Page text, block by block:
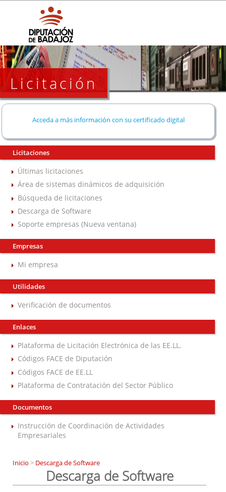
Licitación
Acceda a más información con su certificado digital
Licitaciones
Últimas licitaciones
Área de sistemas dinámicos de adquisición
Búsqueda de licitaciones
Descarga de Software
Soporte empresas (Nueva ventana)
Empresas
Mi empresa
Utilidades
Verificación de documentos
Enlaces
Plataforma de Licitación Electrónica de las EE.LL.
Códigos FACE de Diputación
Códigos FACE de EE.LL
Plataforma de Contratación del Sector Público
Documentos
Instrucción de Coordinación de Actividades
Empresariales
Inicio > Descarga de Software
Descarga de Software